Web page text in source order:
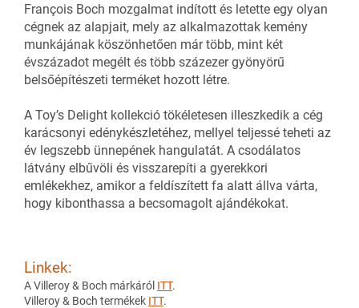
François Boch mozgalmat indított és letette egy olyan
cégnek az alapjait, mely az alkalmazottak kemény
munkájának köszönhetően már több, mint két
évszázadot megélt és több százezer gyönyörű
belsőépítészeti terméket hozott létre.
A Toy’s Delight kollekció tökéletesen illeszkedik a cég
karácsonyi edénykészletéhez, mellyel teljessé teheti az
év legszebb ünnepének hangulatát. A csodálatos
látvány elbűvöli és visszarepíti a gyerekkori
emlékekhez, amikor a feldíszített fa alatt állva várta,
hogy kibonthassa a becsomagolt ajándékokat.
Linkek:
A Villeroy & Boch márkáról ITT.
Villeroy & Boch termékek ITT.